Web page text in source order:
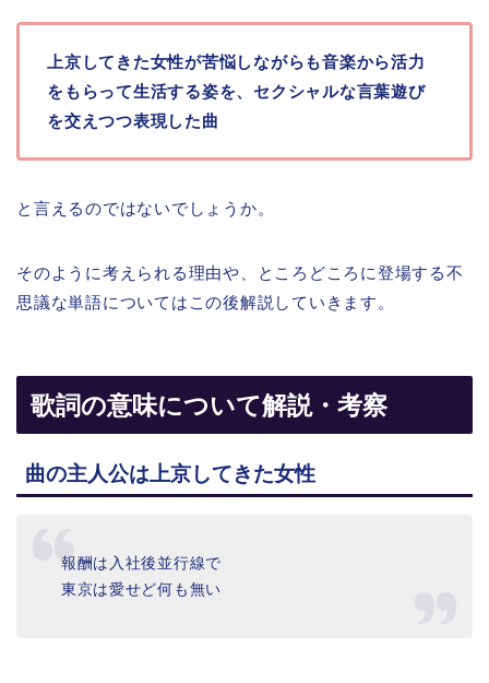
上京してきた女性が苦悩しながらも音楽から活力
をもらって生活する姿を、セクシャルな言葉遊び
を交えつつ表現した曲
と言えるのではないでしょうか。
そのように考えられる理由や、ところどころに登場する不
思議な単語についてはこの後解説していきます。
歌詞の意味について解説・考察
曲の主人公は上京してきた女性
報酬は入社後並行線で
東京は愛せど何も無い